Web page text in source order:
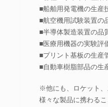
■船舶用発電機の生産
■航空機用試験装置の
■半導体製造装置の品
■医療用機器の実験評
■プリント基板の生産
■自動車樹脂部品の生
※他にも、ロケット
様々な製品に携わるこ